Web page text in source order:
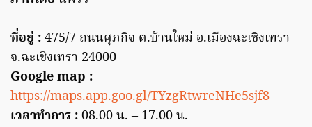
ที่อยู่ :475/7 ถนนศุภกิจ ต.บ้านใหม่ อ.เมืองฉะเชิงเทรา
จ.ฉะเชิงเทรา 24000
Google map :
https://maps.app.goo.gl/TYzgRtwreNHe5sjf8
เวลาทำการ :08.00 น. – 17.00 น.